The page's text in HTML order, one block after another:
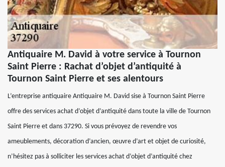
Antiquaire M. David à votre service à Tournon
Saint Pierre : Rachat d’objet d’antiquité à
Tournon Saint Pierre et ses alentours
L’entreprise antiquaire Antiquaire M. David sise à Tournon Saint Pierre
offre des services achat d’objet d’antiquité dans toute la ville de Tournon
Saint Pierre et dans 37290. Si vous prévoyez de revendre vos
ameublements, décoration d’ancien, œuvre d’art et objet de curiosité,
n’hésitez pas à solliciter les services achat d’objet d’antiquité chez